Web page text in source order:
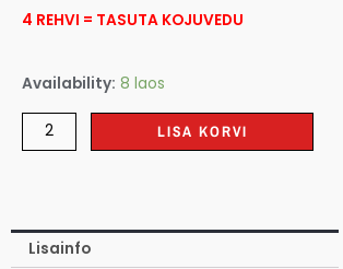
4 REHVI = TASUTA KOJUVEDU
Availability: 8 laos
LISA KORVI
Lisainfo